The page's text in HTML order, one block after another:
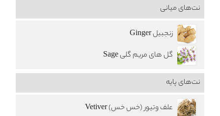
نت‌های میانی
زنجبیل Ginger
گل های مریم گلی Sage
نت‌های پایه
علف وتیور (خس خس) Vetiver